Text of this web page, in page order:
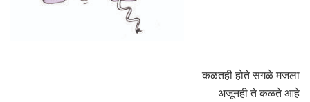
कळतही होते सगळे मजला
अजूनही ते कळते आहे